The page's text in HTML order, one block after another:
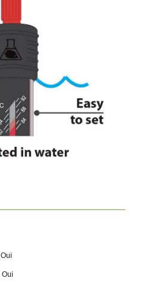
Oui
Oui